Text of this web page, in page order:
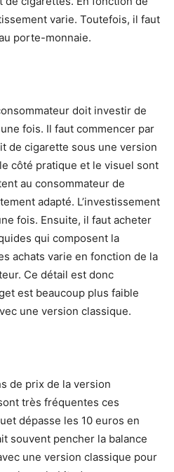
varie. Toutefois, il faut
porte-monnaie.
doit investir de
fois. Il faut commencer par
de cigarette sous une version
côté pratique et le visuel sont
au consommateur de
adapté. L’investissement
fois. Ensuite, il faut acheter
qui composent la
achats varie en fonction de la
Ce détail est donc
est beaucoup plus faible
une version classique.
de prix de la version
très fréquentes ces
dépasse les 10 euros en
souvent pencher la balance
une version classique pour